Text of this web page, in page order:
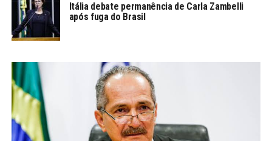
Itália debate permanência de Carla Zambelli
após fuga do Brasil